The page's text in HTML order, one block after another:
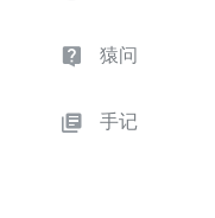
猿问
手记